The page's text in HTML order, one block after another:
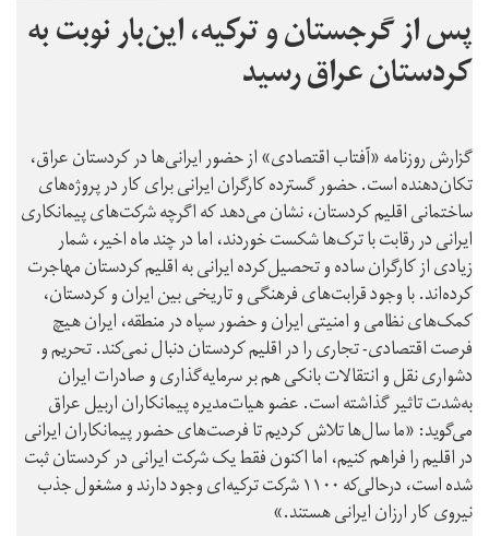
پس از گرجستان و ترکیه، این‌بار نوبت به
کردستان عراق رسید
گزارش روزنامه «آفتاب اقتصادی» از حضور ایرانی‌ها در کردستان عراق،
تکان‌دهنده است. حضور گسترده کارگران ایرانی برای کار در پروژه‌های
ساختمانی اقلیم کردستان، نشان می‌دهد که اگرچه شرکت‌های پیمانکاری
ایرانی در رقابت با ترک‌ها شکست خوردند، اما در چند ماه اخیر، شمار
زیادی از کارگران ساده و تحصیل‌کرده ایرانی به اقلیم کردستان مهاجرت
کرده‌اند. با وجود قرابت‌های فرهنگی و تاریخی بین ایران و کردستان،
کمک‌های نظامی و امنیتی ایران و حضور سپاه در منطقه، ایران هیچ
فرصت اقتصادی- تجاری را در اقلیم کردستان دنبال نمی‌کند. تحریم و
دشواری نقل و انتقالات بانکی هم بر سرمایه‌گذاری و صادرات ایران
به‌شدت تاثیر گذاشته است. عضو هیات‌مدیره پیمانکاران اربیل عراق
می‌گوید: «ما سال‌ها تلاش کردیم تا فرصت‌های حضور پیمانکاران ایرانی
در اقلیم را فراهم کنیم، اما اکنون فقط یک شرکت ایرانی در کردستان ثبت
شده است، درحالی‌که ۱۱۰۰ شرکت ترکیه‌ای وجود دارند و مشغول جذب
نیروی کار ارزان ایرانی هستند.»